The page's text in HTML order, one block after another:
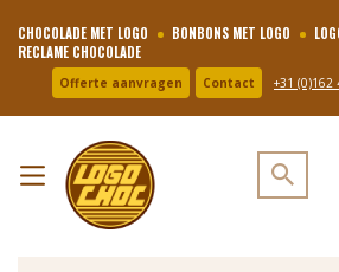
CHOCOLADE MET LOGO BONBONS MET LOGO
RECLAME CHOCOLADE
Offerte aanvragen Contact +31 (0)162